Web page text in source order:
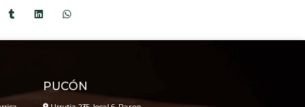
PUCÓN